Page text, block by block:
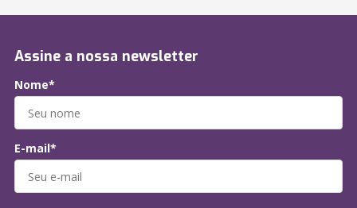
Assine a nossa newsletter
Nome*
E-mail*